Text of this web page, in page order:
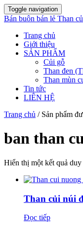
Toggle navigation
Bán buôn bán lẻ Than
Trang chủ
Giới thiệu
SẢN PHẨM
Củi gỗ
Than đen
Than mùn
Tin tức
LIÊN HỆ
Trang chủ / Sản phẩm
ban than
Hiển thị một kết quả duy
Than củi núi
Đọc tiếp